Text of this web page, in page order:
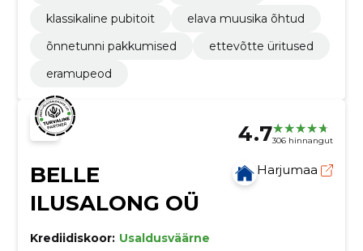
klassikaline pubitoit
elava muusika õhtud
õnnetunni pakkumised
ettevõtte üritused
eramupeod
4.7306 hinnangut
BELLE
ILUSALONG OÜ
Harjumaa
Krediidiskoor: Usaldusväärne